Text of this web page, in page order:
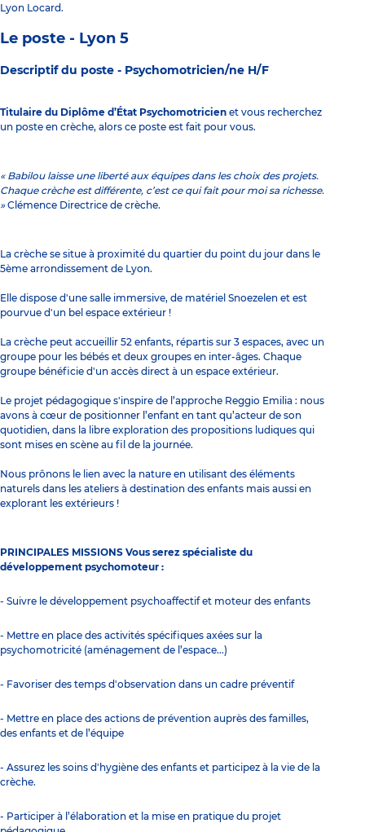
Lyon Locard.
Le poste - Lyon 5
Descriptif du poste - Psychomotricien/ne H/F
Titulaire du Diplôme d’État Psychomotricien et vous recherchez
un poste en crèche, alors ce poste est fait pour vous.
« Babilou laisse une liberté aux équipes dans les choix des projets.
Chaque crèche est différente, c’est ce qui fait pour moi sa richesse.
»Clémence Directrice de crèche.
La crèche se situe à proximité du quartier du point du jour dans le
5ème arrondissement de Lyon.
Elle dispose d'une salle immersive, de matériel Snoezelen et est
pourvue d'un bel espace extérieur !
La crèche peut accueillir 52 enfants, répartis sur 3 espaces, avec un
groupe pour les bébés et deux groupes en inter-âges. Chaque
groupe bénéficie d'un accès direct à un espace extérieur.
Le projet pédagogique s'inspire de l’approche Reggio Emilia : nous
avons à cœur de positionner l’enfant en tant qu’acteur de son
quotidien, dans la libre exploration des propositions ludiques qui
sont mises en scène au fil de la journée.
Nous prônons le lien avec la nature en utilisant des éléments
naturels dans les ateliers à destination des enfants mais aussi en
explorant les extérieurs !
PRINCIPALES MISSIONS Vous serez spécialiste du
développement psychomoteur :
- Suivre le développement psychoaffectif et moteur des enfants
- Mettre en place des activités spécifiques axées sur la
psychomotricité (aménagement de l’espace...)
- Favoriser des temps d'observation dans un cadre préventif
- Mettre en place des actions de prévention auprès des familles,
des enfants et de l’équipe
- Assurez les soins d'hygiène des enfants et participez à la vie de la
crèche.
- Participer à l’élaboration et la mise en pratique du projet